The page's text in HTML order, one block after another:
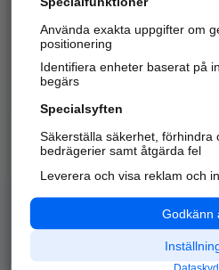
Kom
Alla kategorier
API & Kartor
Använda exakta uppgifter om
positionering
Identifiera enheter baserat på
begärs
Specialsyften
Säkerställa säkerhet, förhindra
bedrägerier samt åtgärda fel
Leverera och visa reklam och
Godkänn